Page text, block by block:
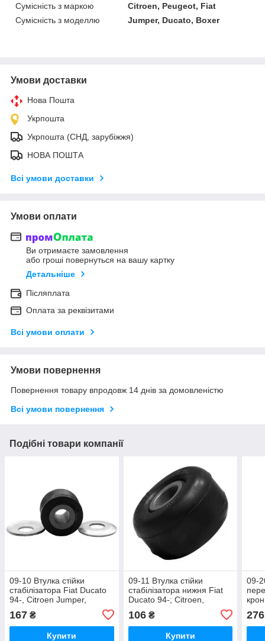
Сумісність з маркою
Citroen, Peugeot, Fiat
Сумісність з моделлю
Jumper, Ducato, Boxer
Умови доставки
Нова Пошта
Укрпошта
Укрпошта (СНД, зарубіжжя)
НОВА ПОШТА
Всі умови доставки
Умови оплати
Ви отримаєте замовлення
або гроші повернуться на вашу картку
Детальніше
Післяплата
Оплата за реквізитами
Всі умови оплати
Умови повернення
Повернення товару впродовж 14 днів за домовленістю
Всі умови повернення
Подібні товари компанії
09-10 Втулка стійки
стабілізатора Fiat Ducato
94-, Citroen Jumper,
1300716080; 508737
167 ₴
Купити
09-11 Втулка стійки
стабілізатора нижня Fiat
Ducato 94-; Citroen,
1300720080;
106₴
Купити
09-
276